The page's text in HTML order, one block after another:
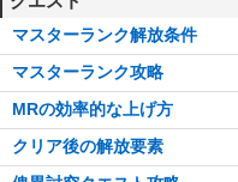
マスターランク解放条件
マスターランク攻略
MRの効率的な上げ方
クリア後の解放要素